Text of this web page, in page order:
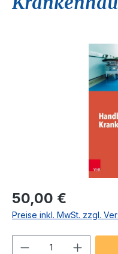
Bildergalerie überspringen
Regulärer Preis:
50,00 €
Preise inkl. MwSt. zzgl.
Produkt